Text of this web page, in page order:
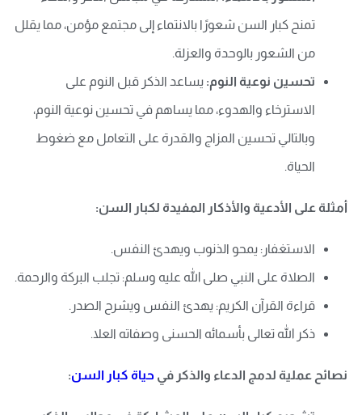
تمنح كبار السن شعورًا بالانتماء إلى مجتمع مؤمن، مما يقلل
من الشعور بالوحدة والعزلة.
تحسين نوعية النوم: يساعد الذكر قبل النوم على
الاسترخاء والهدوء، مما يساهم في تحسين نوعية النوم،
وبالتالي تحسين المزاج والقدرة على التعامل مع ضغوط
الحياة.
أمثلة على الأدعية والأذكار المفيدة لكبار السن:
الاستغفار: يمحو الذنوب ويهدئ النفس.
الصلاة على النبي صلى الله عليه وسلم: تجلب البركة والرحمة.
قراءة القرآن الكريم: يهدئ النفس ويشرح الصدر.
ذكر الله تعالى بأسمائه الحسنى وصفاته العلا.
نصائح عملية لدمج الدعاء والذكر في حياة كبار السن: